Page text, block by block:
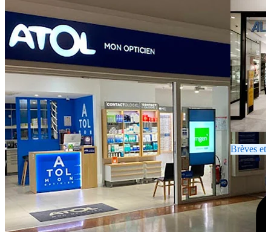
Brèves et